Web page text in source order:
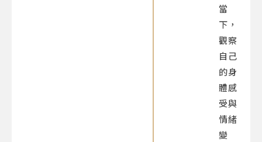
當
下，
觀察
自己
的身
體感
受與
情緒
變